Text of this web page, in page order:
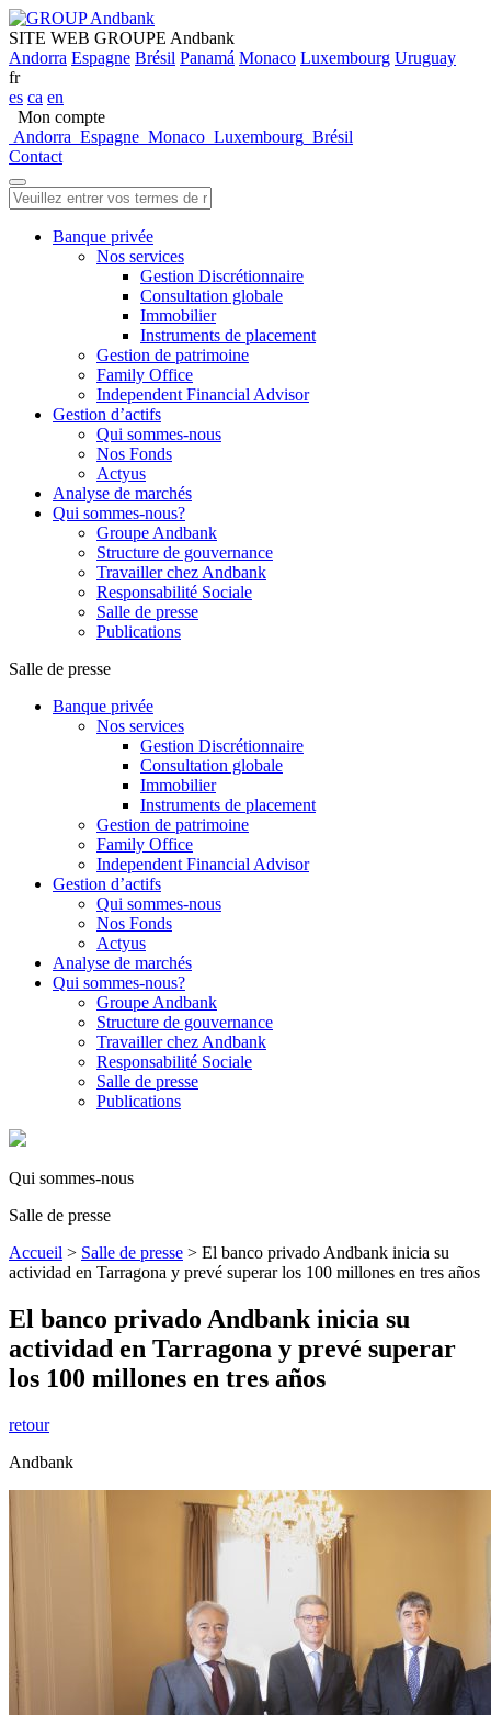
SITE WEB GROUPE Andbank
Andorra Espagne Brésil Panamá Monaco Luxembourg Uruguay
fr
es ca en
Mon compte
Andorra Espagne Monaco Luxembourg Brésil
Contact
Banque privée
Nos services
Gestion Discrétionnaire
Consultation globale
Immobilier
Instruments de placement
Gestion de patrimoine
Family Office
Independent Financial Advisor
Gestion d’actifs
Qui sommes-nous
Nos Fonds
Actyus
Analyse de marchés
Qui sommes-nous?
Groupe Andbank
Structure de gouvernance
Travailler chez Andbank
Responsabilité Sociale
Salle de presse
Publications
Salle de presse
Banque privée
Nos services
Gestion Discrétionnaire
Consultation globale
Immobilier
Instruments de placement
Gestion de patrimoine
Family Office
Independent Financial Advisor
Gestion d’actifs
Qui sommes-nous
Nos Fonds
Actyus
Analyse de marchés
Qui sommes-nous?
Groupe Andbank
Structure de gouvernance
Travailler chez Andbank
Responsabilité Sociale
Salle de presse
Publications
Qui sommes-nous
Salle de presse
Accueil > Salle de presse > El banco privado Andbank inicia su
actividad en Tarragona y prevé superar los 100 millones en tres años
El banco privado Andbank inicia su
actividad en Tarragona y prevé superar
los 100 millones en tres años
retour
Andbank